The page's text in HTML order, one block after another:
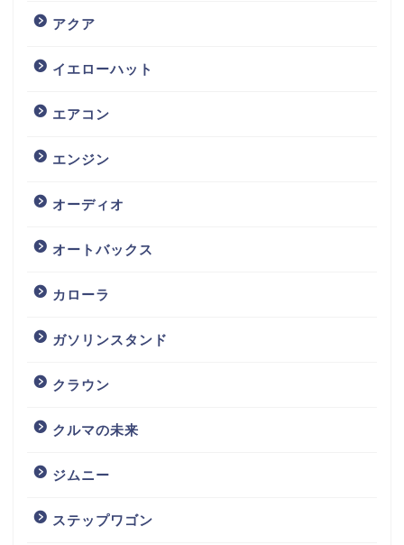
アクア
イエローハット
エアコン
エンジン
オーディオ
オートバックス
カローラ
ガソリンスタンド
クラウン
クルマの未来
ジムニー
ステップワゴン